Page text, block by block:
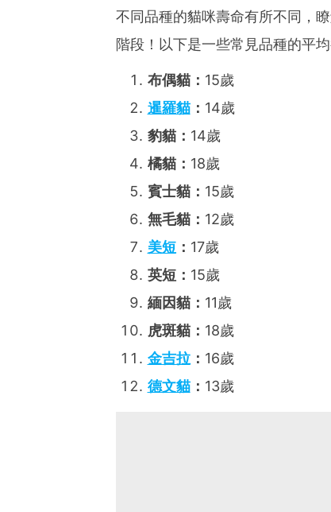
不同品種的貓咪壽命有所不同，
階段！以下是一些常見品種的平均
布偶貓： 15歲
暹羅貓： 14歲
豹貓： 14歲
橘貓： 18歲
賓士貓： 15歲
無毛貓： 12歲
美短： 17歲
英短： 15歲
緬因貓： 11歲
虎斑貓： 18歲
金吉拉： 16歲
德文貓： 13歲